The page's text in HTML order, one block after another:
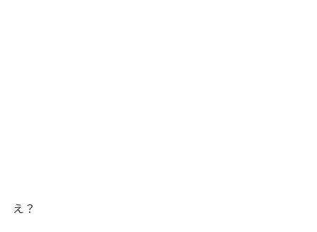
え？